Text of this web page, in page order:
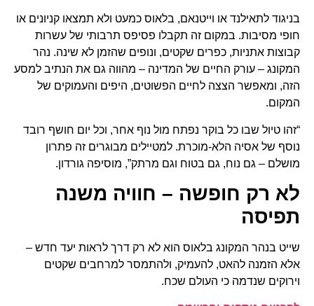
בניגוד לתאילנד או וייטנאם, בלאוס כמעט ולא תמצאו קניונים או
חופי מסיבות. במקום זה תקבלו פסיפס תרבותי של עשרות
קבוצות אתניות, כפרים שקטים, ונופים שהזמן לא שינה. נהר
המקונג – עורק החיים של המדינה – מהווה גם את הנתיב למסע
הזה, ומאפשר הצצה לחיים הפשוטים, היפים והעמוקים של
המקום.
“זהו טיול שבו כל בוקר נפתח מול נוף אחר, וכל יום חושף רובד
נוסף של אסיה הלא-מוכרת. למטיילים מבוגרים זה פתרון
מושלם – גם נוח, גם בטוח וגם מרתק”, מוסיפה גורדון.
לא רק חופשה – חוויה משנה
תפיסה
שייט בנהר המקונג בלאוס הוא לא רק דרך לראות יעד חדש –
אלא הזמנה להאט, להעמיק, ולהתמסר למרחבים שקטים
וירוקים שנדמה כי העולם שכח.